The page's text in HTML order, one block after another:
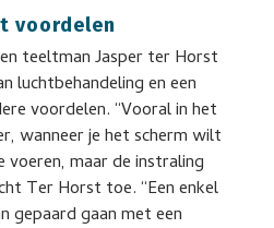
voordelen
teeltman Jasper ter Horst
luchtbehandeling en een
voordelen. “Vooral in het
wanneer je het scherm wilt
maar de instraling
Ter Horst toe. “Een enkel
gepaard gaan met een